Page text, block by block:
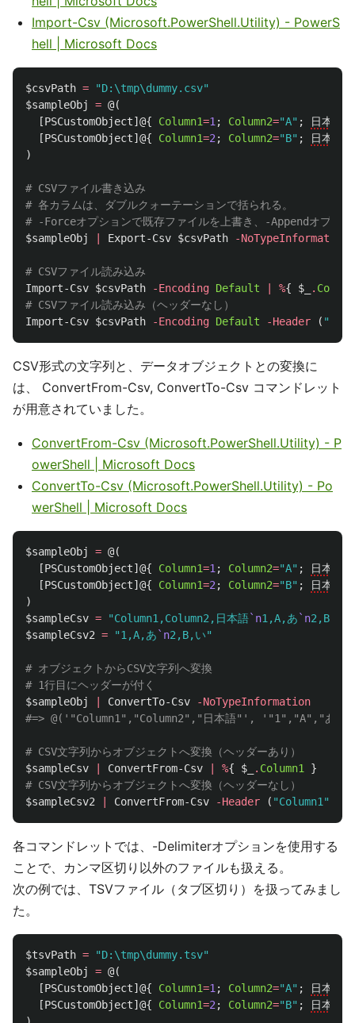
Import-Csv (Microsoft.PowerShell.Utility) - PowerS
hell | Microsoft Docs
$csvPath =
"D:\tmp\dummy.csv"
$sampleObj
= @(
[PSCustomObject]@{ Column1=1 ; Column2="A" ; 日本語
[PSCustomObject]@{ Column1=2 ; Column2="B" ; 日本語
)
# CSVファイル書き込み
# 各カラムは、ダブルクォーテーションで括られる。
# -Forceオプションで既存ファイルを上書き、-Appendオプシ
$sampleObj
Export-Csv $csvPath -NoTypeInformation
# CSVファイル読み込み
Import-Csv $csvPath -Encoding Default %{ $_ .
# CSVファイル読み込み（ヘッダーなし）
Import-Csv $csvPath -Encoding Default -Header (
CSV形式の文字列と、データオブジェクトとの変換に
は、 ConvertFrom-Csv, ConvertTo-Csv コマンドレット
が用意されていました。
ConvertFrom-Csv (Microsoft.PowerShell.Utility) - P
owerShell | Microsoft Docs
ConvertTo-Csv (Microsoft.PowerShell.Utility) - Po
werShell | Microsoft Docs
$sampleObj = @(
[PSCustomObject]@{ Column1=1 ; Column2="A" ; 日本語
[PSCustomObject]@{ Column1=2 ; Column2="B" ; 日本語
)
$sampleCsv = "Column1,Column2,日本語`n1,A,あ `n2,B,い"
$sampleCsv2 = "1,A,あ `n2,B,い"
# オブジェクトからCSV文字列へ変換
# 1行目にヘッダーが付く
$sampleObj
ConvertTo-Csv
-NoTypeInformation
#=> @('"Column1","Column2","日本語"', '"1","A","
# CSV文字列からオブジェクトへ変換（ヘッダーあり）
$sampleCsv
ConvertFrom-Csv %{ $_ . Column1
}
# CSV文字列からオブジェクトへ変換（ヘッダーなし）
$sampleCsv2
ConvertFrom-Csv -Header ( "Column1"
各コマンドレットでは、-Delimiterオプションを使用する
ことで、カンマ区切り以外のファイルも扱える。
次の例では、TSVファイル（タブ区切り）を扱ってみまし
た。
$tsvPath =
"D:\tmp\dummy.tsv"
$sampleObj
= @(
[PSCustomObject]@{ Column1=1 ; Column2="A" ; 日本語
[PSCustomObject]@{ Column1=2 ; Column2="B" ; 日本語